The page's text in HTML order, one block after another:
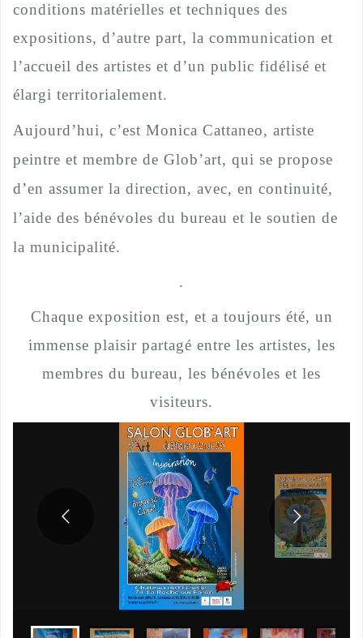
conditions matérielles et techniques des
expositions, d’autre part, la communication et
l’accueil des artistes et d’un public fidélisé et
élargi territorialement.
Aujourd’hui, c’est Monica Cattaneo, artiste
peintre et membre de Glob’art, qui se propose
d’en assumer la direction, avec, en continuité,
l’aide des bénévoles du bureau et le soutien de
la municipalité.
.
Chaque exposition est, et a toujours été, un
immense plaisir partagé entre les artistes, les
membres du bureau, les bénévoles et les
visiteurs.